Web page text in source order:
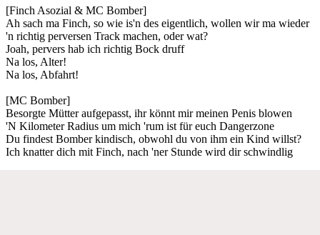
[Finch Asozial & MC Bomber]
Ah sach ma Finch, so wie is'n des eigentlich, wollen wir ma wieder
'n richtig perversen Track machen, oder wat?
Joah, pervers hab ich richtig Bock druff
Na los, Alter!
Na los, Abfahrt!
[MC Bomber]
Besorgte Mütter aufgepasst, ihr könnt mir meinen Penis blowen
'N Kilometer Radius um mich 'rum ist für euch Dangerzone
Du findest Bomber kindisch, obwohl du von ihm ein Kind willst?
Ich knatter dich mit Finch, nach 'ner Stunde wird dir schwindlig